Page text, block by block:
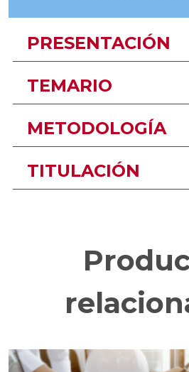
PRESENTACIÓN
TEMARIO
METODOLOGÍA
TITULACIÓN